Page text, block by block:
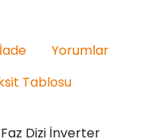
Yorumlar
Tablosu
Dizi İnverter